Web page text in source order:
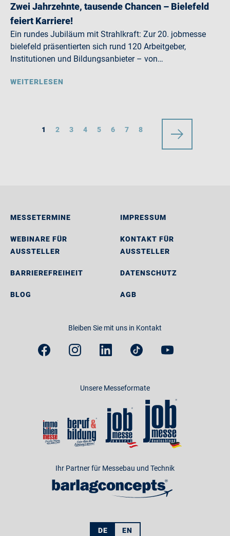
Zwei Jahrzehnte, tausende Chancen – Bielefeld
feiert Karriere!
Ein rundes Jubiläum mit Strahlkraft: Zur 20. jobmesse
bielefeld präsentierten sich rund 120 Arbeitgeber,
Institutionen und Bildungsanbieter – von…
WEITERLESEN
1 2 3 4 5 6 7 8
MESSETERMINE
WEBINARE FÜR
AUSSTELLER
BARRIEREFREIHEIT
BLOG
IMPRESSUM
KONTAKT FÜR
AUSSTELLER
DATENSCHUTZ
AGB
Bleiben Sie mit uns in Kontakt
Unsere Messeformate
Ihr Partner für Messebau und Technik
DE EN